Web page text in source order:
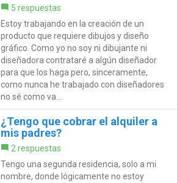
5 respuestas
Estoy trabajando en la creación de un
producto que requiere dibujos y diseño
gráfico. Como yo no soy ni dibujante ni
diseñadora contrataré a algún diseñador
para que los haga pero, sinceramente,
como nunca he trabajado con diseñadores
no sé como va...
¿Tengo que cobrar el alquiler a
mis padres?
2 respuestas
Tengo una segunda residencia, solo a mi
nombre, donde lógicamente no estoy